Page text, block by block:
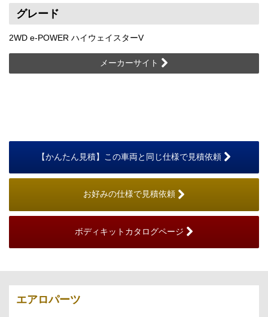
グレード
2WD e-POWER ハイウェイスターV
メーカーサイト
【かんたん見積】この車両と同じ仕様で見積依頼
お好みの仕様で見積依頼
ボディキットカタログページ
エアロパーツ